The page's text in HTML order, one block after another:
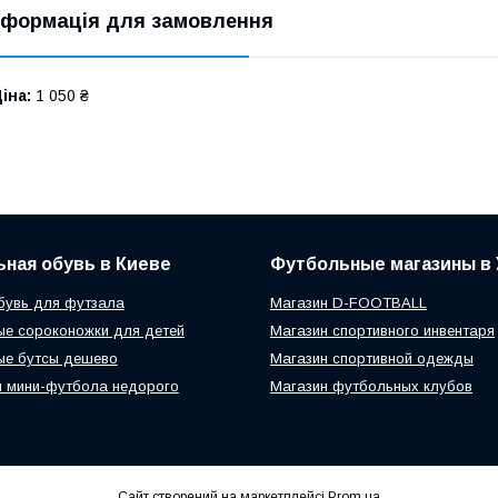
для замовлення
1 050 ₴
обувь в Киеве
для футзала
сороконожки для детей
бутсы дешево
футбола недорого
Футбольные магазины в
Магазин D-FOOTBALL
Магазин спортивного инвентаря
Магазин спортивной одежды
Магазин футбольных клубов